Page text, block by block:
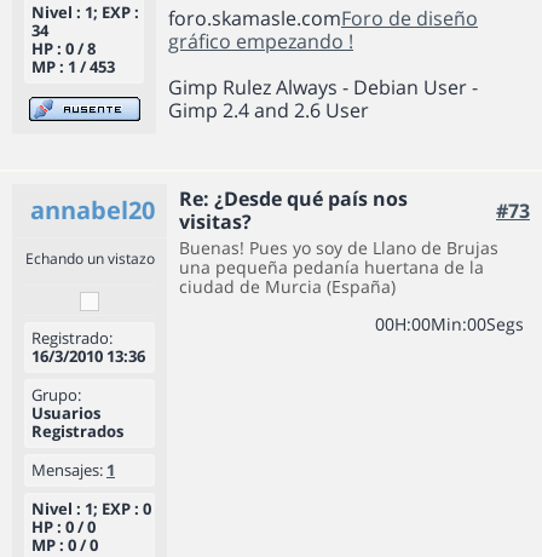
Nivel : 1; EXP :
34
HP : 0 / 8
MP : 1 / 453
foro.skamasle.comForo de diseño
gráfico empezando !
Gimp Rulez Always - Debian User -
Gimp 2.4 and 2.6 User
annabel20
Re: ¿Desde qué país nos
visitas?
#73
Echando un vistazo
Registrado:
16/3/2010 13:36
Grupo:
Usuarios
Registrados
Mensajes: 1
Nivel : 1; EXP : 0
HP : 0 / 0
MP : 0 / 0
Buenas! Pues yo soy de Llano de Brujas
una pequeña pedanía huertana de la
ciudad de Murcia (España)
00H:00Min:00Segs